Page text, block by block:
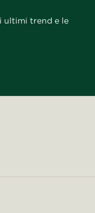
ultimi trend e le